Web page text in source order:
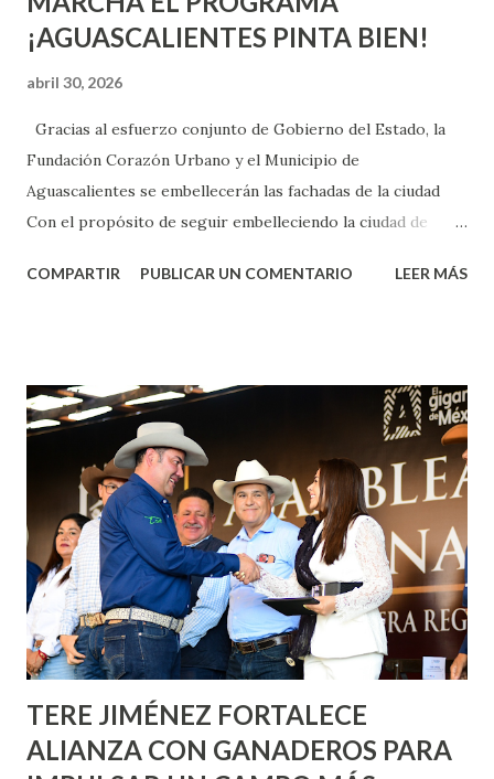
¡AGUASCALIENTES PINTA BIEN!
abril 30, 2026
Gracias al esfuerzo conjunto de Gobierno del Estado, la
Fundación Corazón Urbano y el Municipio de
Aguascalientes se embellecerán las fachadas de la ciudad
Con el propósito de seguir embelleciendo la ciudad de
municipal, Leo Montañez dio inicio al programa
Corazón Urbano y el Municipio capital. Leo Montañez
informó que en este programa se usarán cerca de 90 mil
metros cuadrados de pintura, para dar inicio en la calle
Nieto, entre Jesús F. Elizondo y la calle 22 de Octubre, con
lo que se aplicará pintura en 66 casas. Posteriormente se
llevará este programa a Villas de Nuestra Señora de la
Asunción, Avenida Alameda y Decreto 27 de Septiembre, en
los edificios FOVISSSTE Ojo de Agua, en la comunidad
Norias de Paso Hondo y en los edificios de...
COMPARTIR PUBLICAR UN COMENTARIO LEER MÁS
TERE JIMÉNEZ FORTALECE
ALIANZA CON GANADEROS PARA